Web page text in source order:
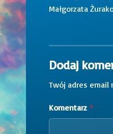
Małgorzata
Dodaj
Twój adres email
Komentarz *